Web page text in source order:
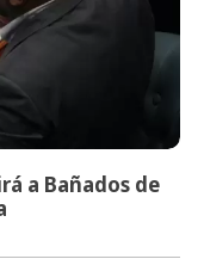
a Bañados de